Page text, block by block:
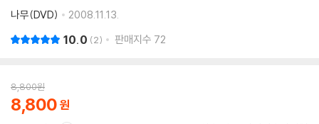
나무(DVD)
2008.11.13.
10.0 2 판매지수 72
8,800원
8,800